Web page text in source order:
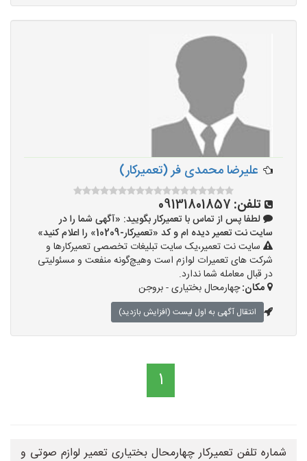
علیرضا محمدی فر (تعمیرکار)
تلفن: 09131801857
لطفا پس از تماس با تعمیرکار بگویید: «آگهی شما را در
سایت نت تعمیر دیده ام و کد «تعمیرکار-10209» را اعلام کنید»
سایت نت تعمیر،یک سایت تبلیغات تخصصی تعمیرکارها و
شرکت های تعمیرات لوازم است وهیچ‌گونه منفعت و مسئولیتی
در قبال معامله شما ندارد.
مکان:چهارمحال بختیاری - بروجن
انتقال آگهی به اول لیست (افزایش بازدید)
1
شماره تلفن تعمیرکار چهارمحال بختیاری تعمیر لوازم صوتی و